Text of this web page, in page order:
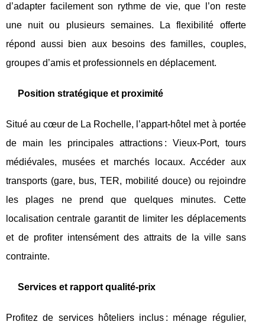
d’adapter facilement son rythme de vie, que l’on reste
une nuit ou plusieurs semaines. La flexibilité offerte
répond aussi bien aux besoins des familles, couples,
groupes d’amis et professionnels en déplacement.
Position stratégique et proximité
Situé au cœur de La Rochelle, l’appart-hôtel met à portée
de main les principales attractions : Vieux-Port, tours
médiévales, musées et marchés locaux. Accéder aux
transports (gare, bus, TER, mobilité douce) ou rejoindre
les plages ne prend que quelques minutes. Cette
localisation centrale garantit de limiter les déplacements
et de profiter intensément des attraits de la ville sans
contrainte.
Services et rapport qualité-prix
Profitez de services hôteliers inclus : ménage régulier,